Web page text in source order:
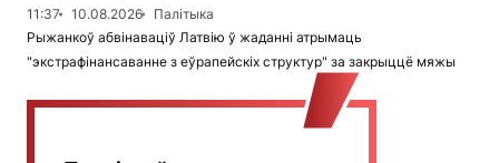
11:37
10.08.2026
Палітыка
Рыжанкоў абвінаваціў Латвію ў жаданні атрымаць
"экстрафінансаванне з еўрапейскіх структур" за закрыццё мяжы